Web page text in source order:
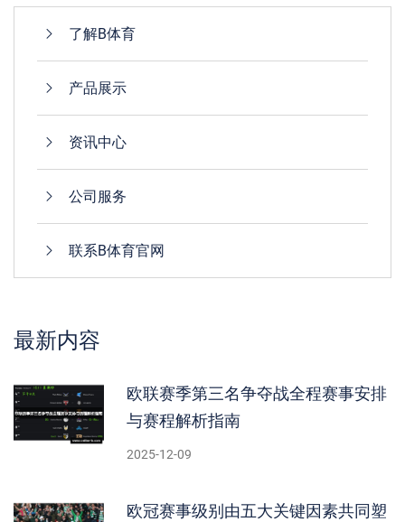
了解B体育
产品展示
资讯中心
公司服务
联系B体育官网
最新内容
欧联赛季第三名争夺战全程赛事安排
与赛程解析指南
2025-12-09
欧冠赛事级别由五大关键因素共同塑